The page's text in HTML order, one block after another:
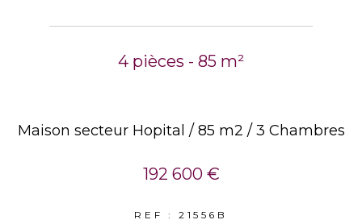
4 pièces - 85 m²
Maison secteur Hopital / 85 m2 / 3 Chambres
192 600 €
REF : 21556B